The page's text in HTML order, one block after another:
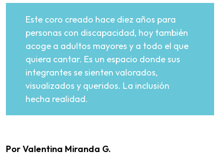
Este coro creado hace diez años para
personas con discapacidad, hoy también
acoge a adultos mayores y a todo el que
quiera cantar. Es un espacio donde sus
integrantes se sienten valorados,
visualizados y queridos. La inclusión
hecha realidad.
Por Valentina Miranda G.